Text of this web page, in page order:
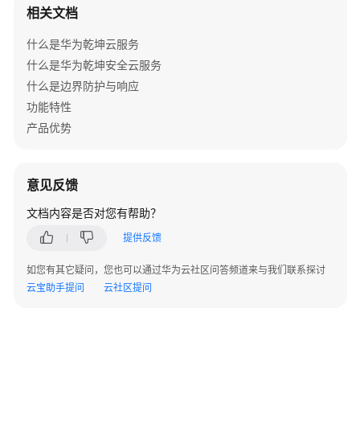
换
+接
入
交
换
机
+云
网
景
火
墙
相关文档
什么是华为乾坤云服务
什么是华为乾坤安全云服务
什么是边界防护与响应
功能特性
产品优势
意见反馈
文档内容是否对您有帮助？
提供反馈
如您有其它疑问，您也可以通过华为云社区问答频道来与我们联系探讨
云宝助手提问
云社区提问